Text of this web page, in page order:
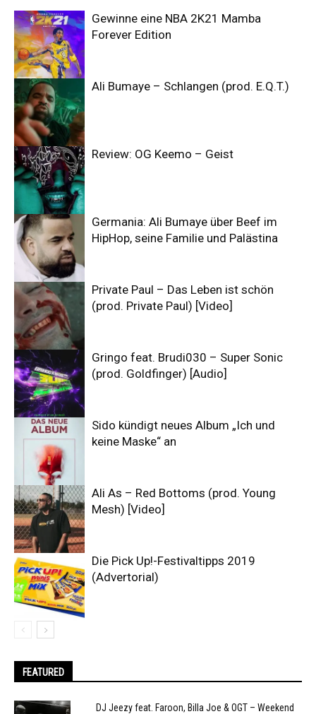
Gewinne eine NBA 2K21 Mamba
Forever Edition
Ali Bumaye – Schlangen (prod. E.Q.T.)
Review: OG Keemo – Geist
Germania: Ali Bumaye über Beef im
HipHop, seine Familie und Palästina
Private Paul – Das Leben ist schön
(prod. Private Paul) [Video]
Gringo feat. Brudi030 – Super Sonic
(prod. Goldfinger) [Audio]
Sido kündigt neues Album „Ich und
keine Maske“ an
Ali As – Red Bottoms (prod. Young
Mesh) [Video]
Die Pick Up!-Festivaltipps 2019
(Advertorial)
FEATURED
DJ Jeezy feat. Faroon, Billa Joe & OGT – Weekend